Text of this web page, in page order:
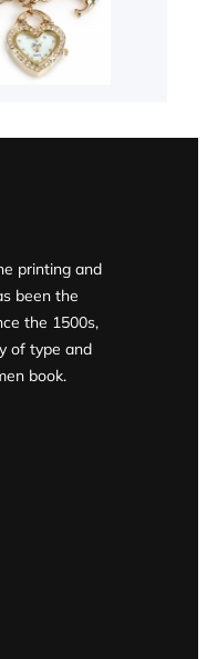
printing and
been the
the 1500s,
of type and
book.